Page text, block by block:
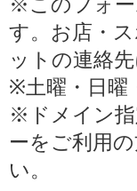
す。お店・
ットの連絡
※土曜・日曜
※ドメイン指
ーをご利用
い。